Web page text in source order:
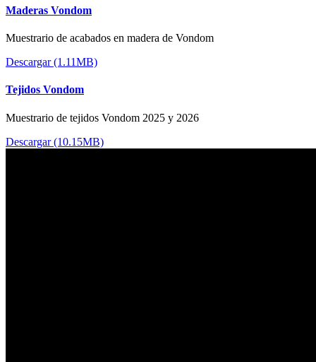
Maderas Vondom
Muestrario de acabados en madera de Vondom
Descargar (1.11MB)
Tejidos Vondom
Muestrario de tejidos Vondom 2025 y 2026
Descargar (10.15MB)